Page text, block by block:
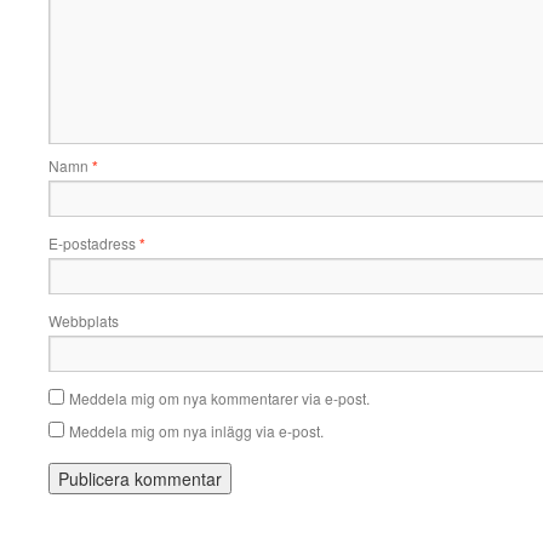
Namn *
E-postadress*
Webbplats
Meddela mig om nya kommentarer via e-post.
Meddela mig om nya inlägg via e-post.